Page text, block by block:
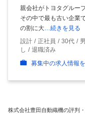
親会社がトヨタグルー
その中で最も古い企業
の割に大 …続きを見る
設計
正社員 30代
し
退職済み
募集中の求人情報
株式会社豊田自動織機の評判